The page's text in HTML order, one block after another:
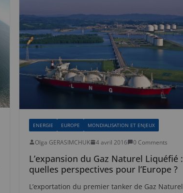
ENERGIE EUROPE MONDIALISATION ET ENJEUX
Olga GERASIMCHUK 4 avril 2016 0 Comments
L’expansion du Gaz Naturel Liquéfié :
quelles perspectives pour l’Europe ?
L’exportation du premier tanker de Gaz Naturel